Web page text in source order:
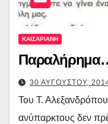
ΚΑΙΣΑΡΙΑΝΗ
30 ΑΥΓΟΥΣΤΟΥ,
Του Τ.
ανύπαρκτους δεν